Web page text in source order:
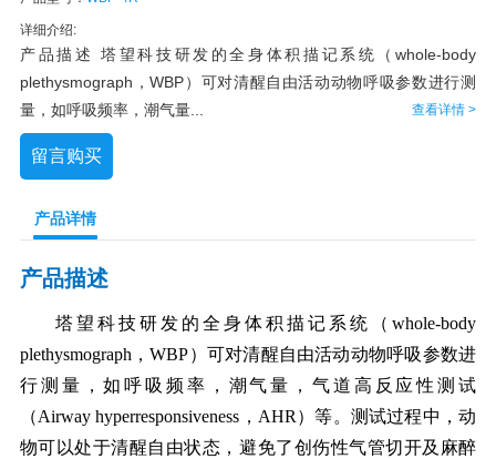
详细介绍:
产品描述 塔望科技研发的全身体积描记系统（whole-body
plethysmograph，WBP）可对清醒自由活动动物呼吸参数进行测
量，如呼吸频率，潮气量...
查看详情 >
留言购买
产品详情
产品描述
塔望科技研发的全身体积描记系统（whole-body
plethysmograph，WBP）可对清醒自由活动动物呼吸参数进
行测量，如呼吸频率，潮气量，气道高反应性测试
（Airway hyperresponsiveness，AHR）等。测试过程中，动
物可以处于清醒自由状态，避免了创伤性气管切开及麻醉